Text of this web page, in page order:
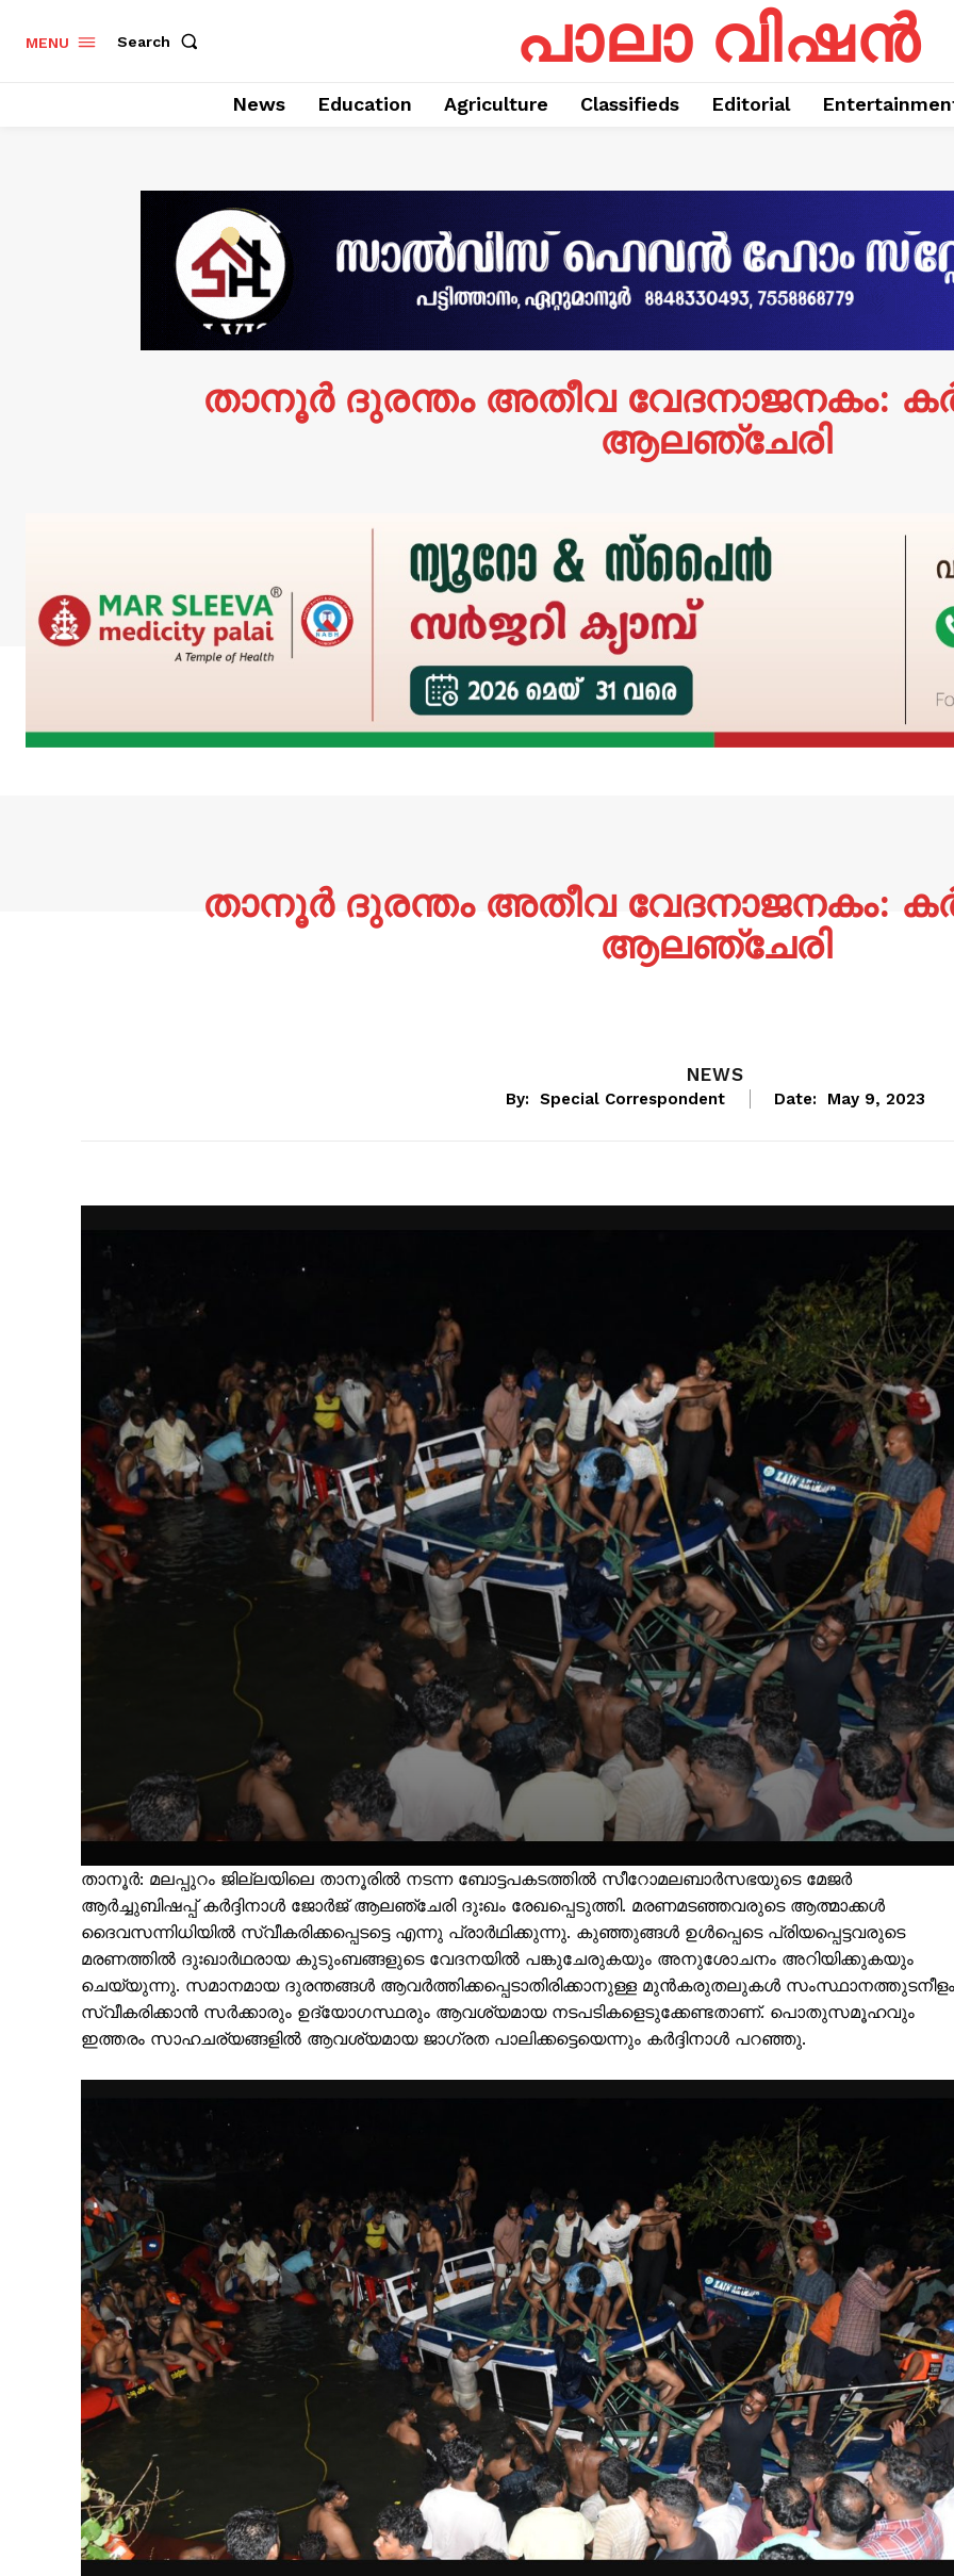
PALA VISION
SUBSCRIBE NOW
PALA VISION
About
Contact us
Subscription Plans
My account
Grievance Redressal
MENU Search പാലാ വിഷൻ
News Education Agriculture Classifieds Editorial
താനൂർ ദുരന്തം അതീവ വേദനാജനകം:
ആലഞ്ചേരി
താനൂർ ദുരന്തം അതീവ വേദനാജനകം:
ആലഞ്ചേരി
NEWS
By: Special Correspondent Date: May 9, 2023
താനൂര്‍: മലപ്പുറം ജില്ലയിലെ താനൂരിൽ നടന്ന ബോട്ടപകടത്തിൽ സീറോമലബാർസഭയുടെ മേജർ
ആർച്ചുബിഷപ്പ് കർദ്ദിനാൾ ജോർജ് ആലഞ്ചേരി ദുഃഖം രേഖപ്പെടുത്തി. മരണമടഞ്ഞവരുടെ ആത്മാക്കൾ
ദൈവസന്നിധിയിൽ സ്വീകരിക്കപ്പെടട്ടെ എന്നു പ്രാർഥിക്കുന്നു. കുഞ്ഞുങ്ങൾ ഉൾപ്പെടെ പ്രിയപ്പെട്ടവരുടെ
മരണത്തിൽ ദുഃഖാർഥരായ കുടുംബങ്ങളുടെ വേദനയിൽ പങ്കുചേരുകയും അനുശോചനം അറിയിക്കുകയും
ചെയ്യുന്നു. സമാനമായ ദുരന്തങ്ങൾ ആവർത്തിക്കപ്പെടാതിരിക്കാനുള്ള മുൻകരുതലുകൾ സംസ്ഥാനത്തുടനീളം
സ്വീകരിക്കാൻ സർക്കാരും ഉദ്യോഗസ്ഥരും ആവശ്യമായ നടപടികളെടുക്കേണ്ടതാണ്. പൊതുസമൂഹവും
ഇത്തരം സാഹചര്യങ്ങളിൽ ആവശ്യമായ ജാഗ്രത പാലിക്കട്ടെയെന്നും കർദ്ദിനാൾ പറഞ്ഞു.